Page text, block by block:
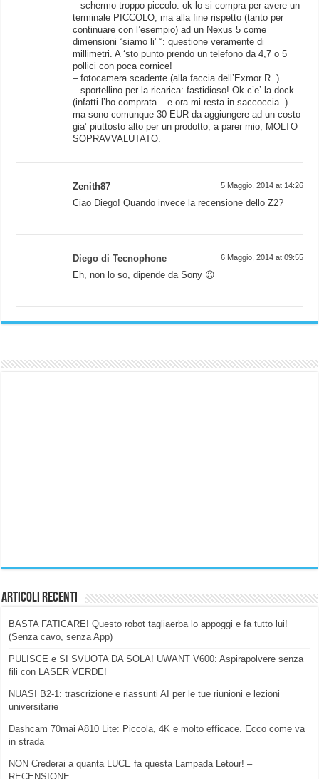
– schermo troppo piccolo: ok lo si compra per avere un
terminale PICCOLO, ma alla fine rispetto (tanto per
continuare con l’esempio) ad un Nexus 5 come
dimensioni “siamo li’ “: questione veramente di
millimetri. A ‘sto punto prendo un telefono da 4,7 o 5
pollici con poca cornice!
– fotocamera scadente (alla faccia dell’Exmor R..)
– sportellino per la ricarica: fastidioso! Ok c’e’ la dock
(infatti l’ho comprata – e ora mi resta in saccoccia..)
ma sono comunque 30 EUR da aggiungere ad un costo
gia’ piuttosto alto per un prodotto, a parer mio, MOLTO
SOPRAVVALUTATO.
Zenith87 5 Maggio, 2014 at 14:26
Ciao Diego! Quando invece la recensione dello Z2?
Diego di Tecnophone 6 Maggio, 2014 at 09:55
Eh, non lo so, dipende da Sony 😉
Articoli Recenti
BASTA FATICARE! Questo robot tagliaerba lo appoggi e fa tutto lui!
(Senza cavo, senza App)
PULISCE e SI SVUOTA DA SOLA! UWANT V600: Aspirapolvere senza
fili con LASER VERDE!
NUASI B2-1: trascrizione e riassunti AI per le tue riunioni e lezioni
universitarie
Dashcam 70mai A810 Lite: Piccola, 4K e molto efficace. Ecco come va
in strada
NON Crederai a quanta LUCE fa questa Lampada Letour! –
RECENSIONE